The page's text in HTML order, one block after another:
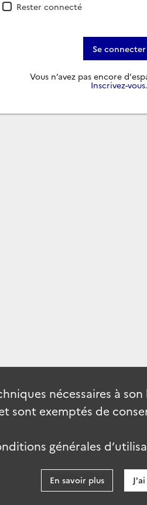
Rester connecté
Se connecter
Vous n’avez pas encore
Inscrivez-vous.
nécessaires à
sont exemptés de
générales
En savoir plus